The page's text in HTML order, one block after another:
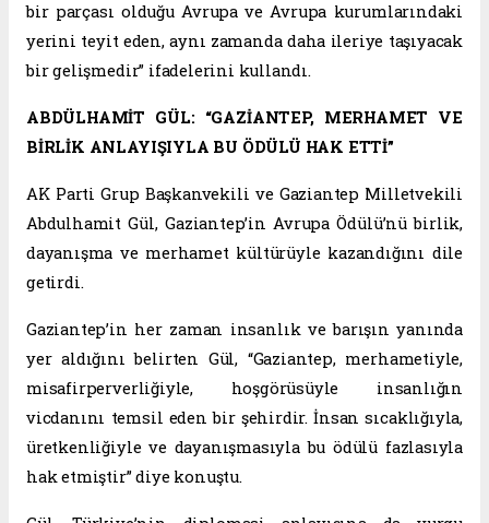
bir parçası olduğu Avrupa ve Avrupa kurumlarındaki
yerini teyit eden, aynı zamanda daha ileriye taşıyacak
bir gelişmedir” ifadelerini kullandı.
ABDÜLHAMİT GÜL: “GAZİANTEP, MERHAMET VE
BİRLİK ANLAYIŞIYLA BU ÖDÜLÜ HAK ETTİ”
AK Parti Grup Başkanvekili ve Gaziantep Milletvekili
Abdulhamit Gül, Gaziantep’in Avrupa Ödülü’nü birlik,
dayanışma ve merhamet kültürüyle kazandığını dile
getirdi.
Gaziantep’in her zaman insanlık ve barışın yanında
yer aldığını belirten Gül, “Gaziantep, merhametiyle,
misafirperverliğiyle, hoşgörüsüyle insanlığın
vicdanını temsil eden bir şehirdir. İnsan sıcaklığıyla,
üretkenliğiyle ve dayanışmasıyla bu ödülü fazlasıyla
hak etmiştir” diye konuştu.